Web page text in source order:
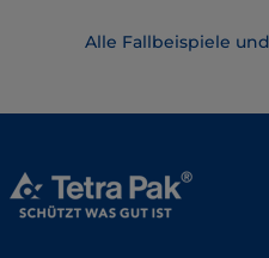
Alle Fallbeispiele